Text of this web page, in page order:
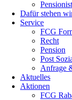
Dafür stehen
Service
FCG
Recht
Pension
Post
Anfrage
Aktuelles
Aktionen
FCG